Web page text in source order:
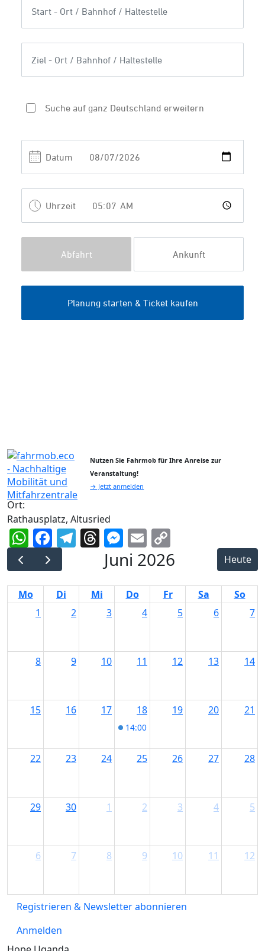
Nutzen Sie Fahrmob für Ihre Anreise zur
Veranstaltung!
→ Jetzt anmelden
Ort:
Rathausplatz, Altusried
WhatsApp
Facebook
Telegram
Threads
Messenger
Email
Link
Juni 2026 Heute
Mo Di Mi Do Fr Sa
So
1
2 3 4 5 6 7
8 9 10 11 12 13 14
15 16 17 18
14:00
19 20 21
22 23 24 25 26 27 28
29 30 1 2 3 4 5
6 7 8 9 10 11 12
Registrieren & Newsletter abonnieren
Anmelden